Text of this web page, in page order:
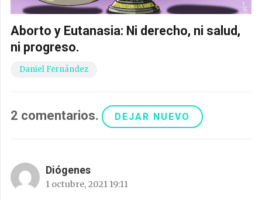
Aborto y Eutanasia: Ni derecho, ni salud,
ni progreso.
Daniel Fernández
2 comentarios. DEJAR NUEVO
Diógenes
1 octubre, 2021 19:11